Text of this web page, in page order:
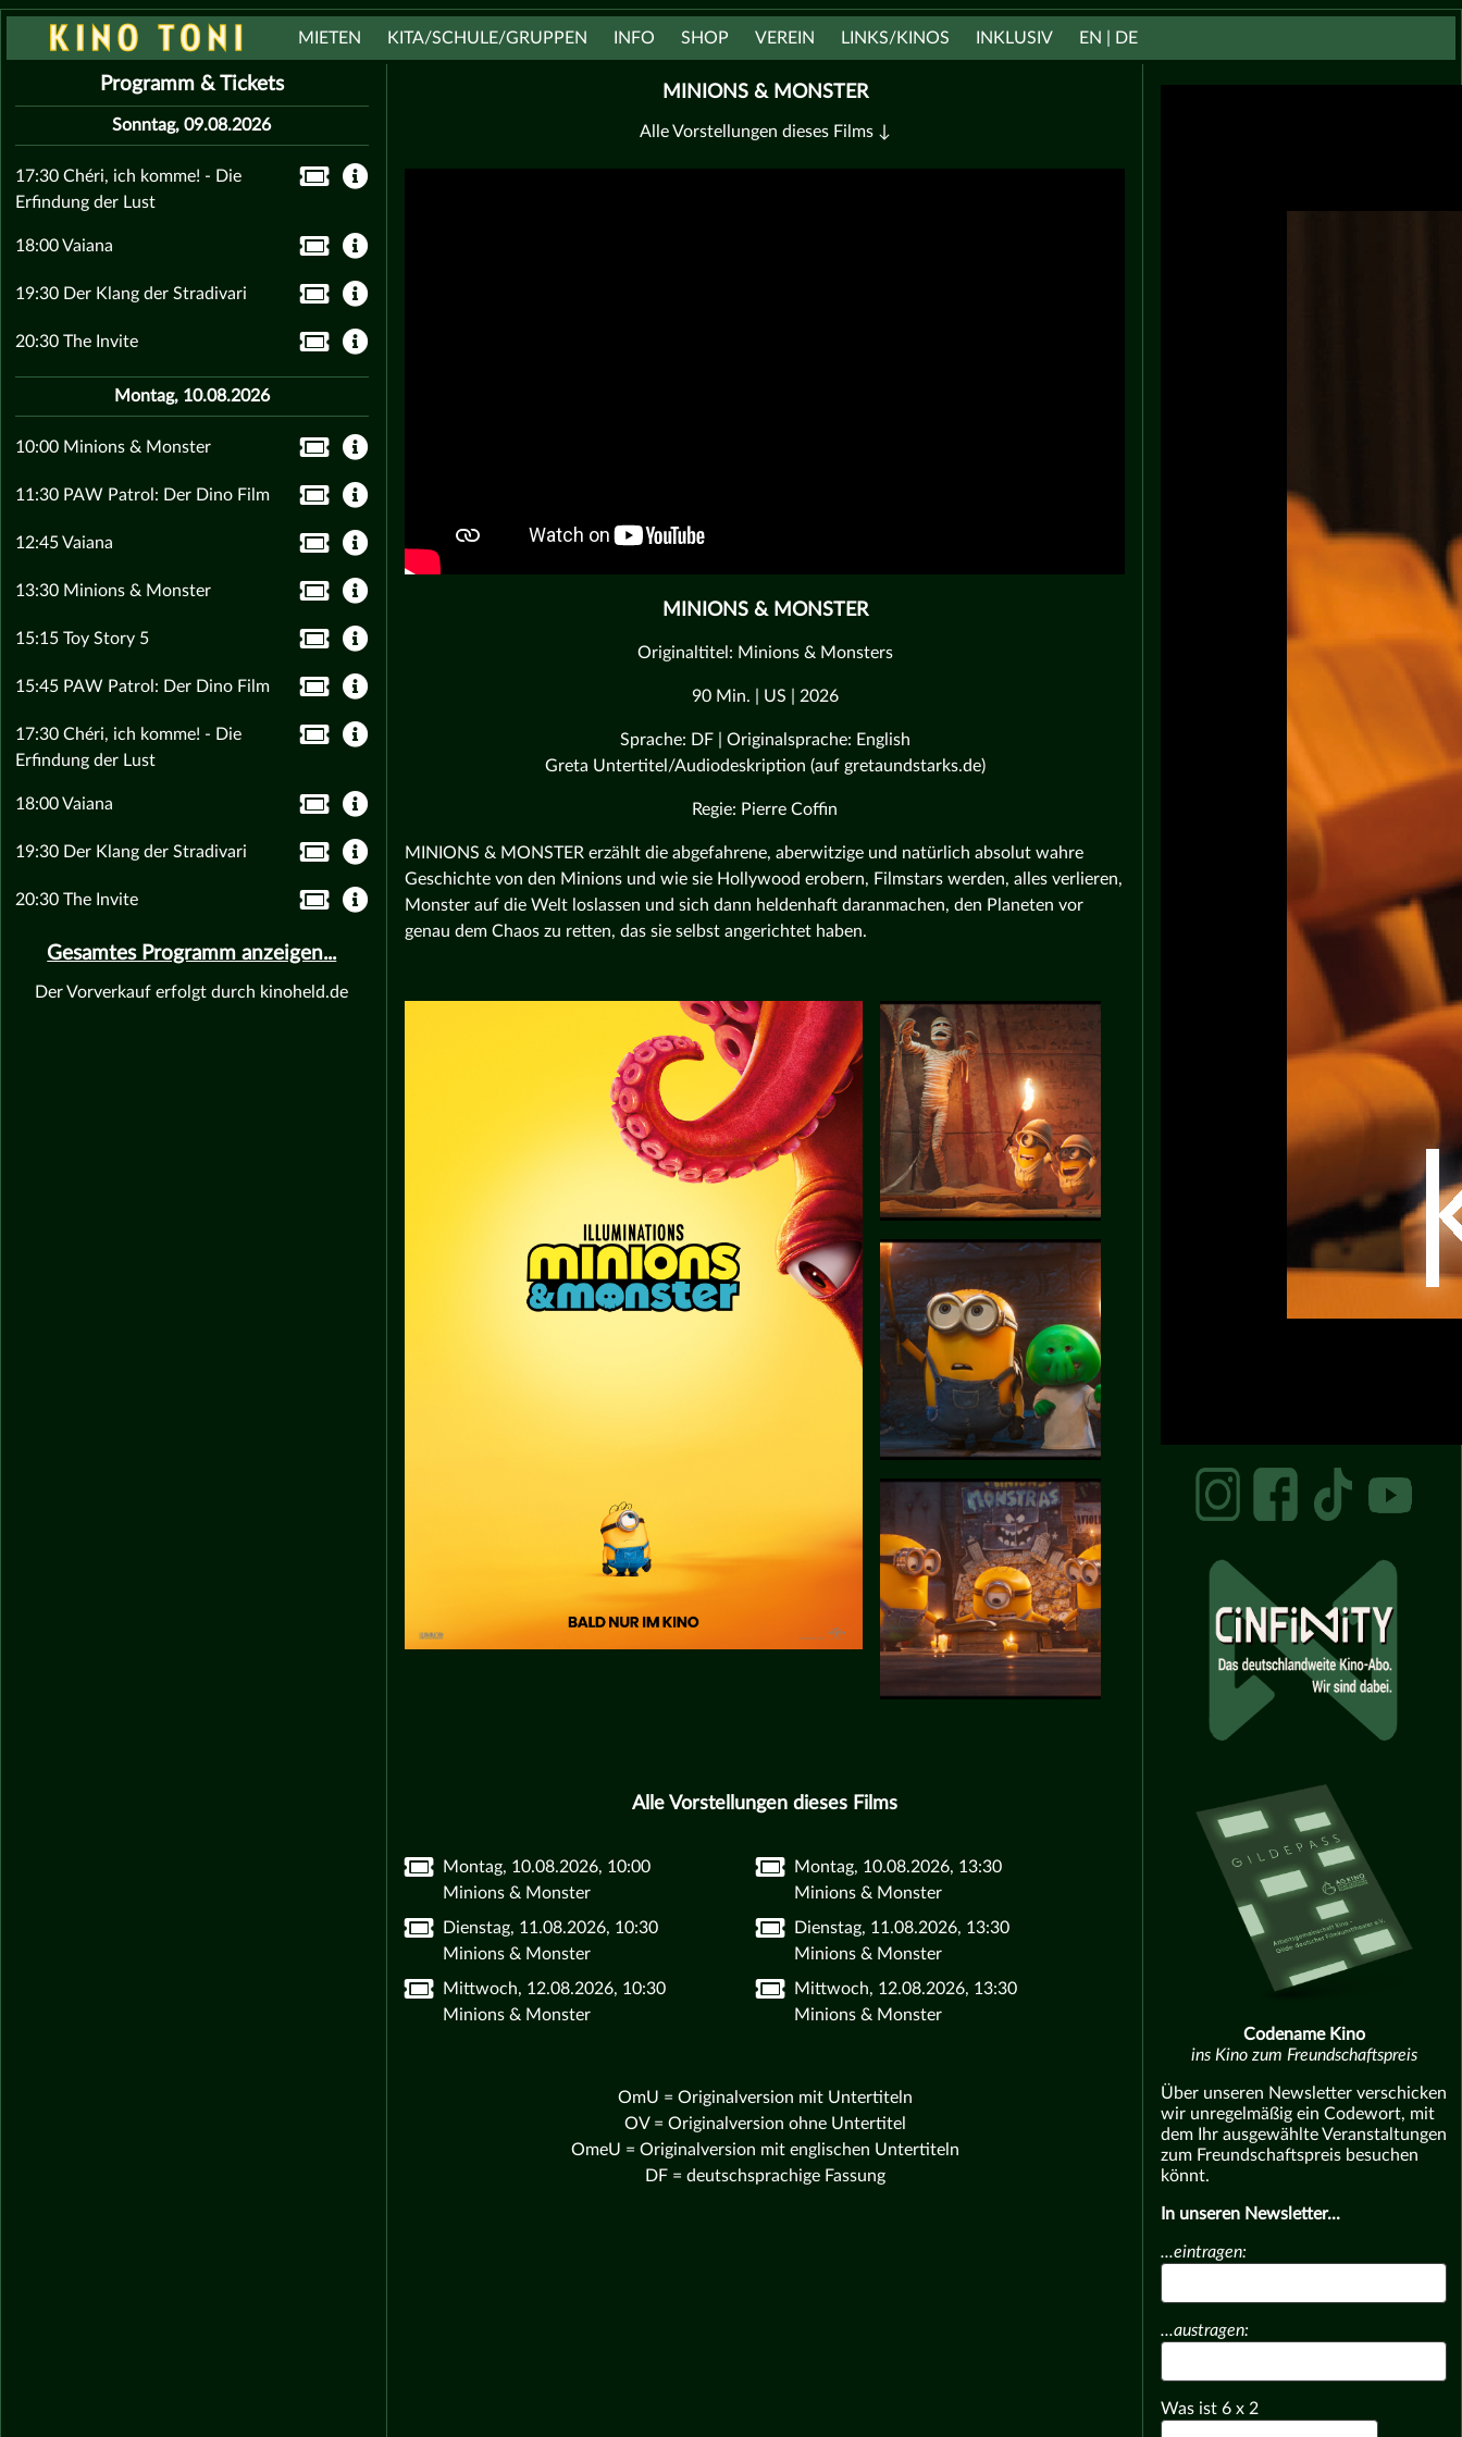
MIETEN KITA/SCHULE/GRUPPEN INFO SHOP VEREIN LINKS/KINOS INKLUSIV EN | DE
MINIONS & MONSTER
Alle Vorstellungen dieses Films ↓
MINIONS & MONSTER
Originaltitel: Minions & Monsters
90 Min. | US | 2026
Sprache: DF | Originalsprache: English
Greta Untertitel/Audiodeskription (auf gretaundstarks.de)
Regie: Pierre Coffin
MINIONS & MONSTER erzählt die abgefahrene, aberwitzige und natürlich absolut wahre
Geschichte von den Minions und wie sie Hollywood erobern, Filmstars werden, alles verlieren,
Monster auf die Welt loslassen und sich dann heldenhaft daranmachen, den Planeten vor
genau dem Chaos zu retten, das sie selbst angerichtet haben.
Alle Vorstellungen dieses Films
Montag, 10.08.2026, 10:00
Minions & Monster
Montag, 10.08.2026, 13:30
Minions & Monster
Dienstag, 11.08.2026, 10:30
Minions & Monster
Dienstag, 11.08.2026, 13:30
Minions & Monster
Mittwoch, 12.08.2026, 10:30
Minions & Monster
Mittwoch, 12.08.2026, 13:30
Minions & Monster
OmU = Originalversion mit Untertiteln
OV = Originalversion ohne Untertitel
OmeU = Originalversion mit englischen Untertiteln
DF = deutschsprachige Fassung
Programm & Tickets
Sonntag, 09.08.2026
17:30 Chéri, ich komme! - Die
Erfindung der Lust
18:00 Vaiana
19:30 Der Klang der Stradivari
20:30 The Invite
Montag, 10.08.2026
10:00 Minions & Monster
11:30 PAW Patrol: Der Dino Film
12:45 Vaiana
13:30 Minions & Monster
15:15 Toy Story 5
15:45 PAW Patrol: Der Dino Film
17:30 Chéri, ich komme! - Die
Erfindung der Lust
18:00 Vaiana
19:30 Der Klang der Stradivari
20:30 The Invite
Gesamtes Programm anzeigen...
Der Vorverkauf erfolgt durch kinoheld.de
Codename Kino
ins Kino zum Freundschaftspreis
Über unseren Newsletter verschicken
wir unregelmäßig ein Codewort, mit
dem Ihr ausgewählte Veranstaltungen
zum Freundschaftspreis besuchen
könnt.
In unseren Newsletter...
...eintragen:
...austragen:
Was ist6 x 2